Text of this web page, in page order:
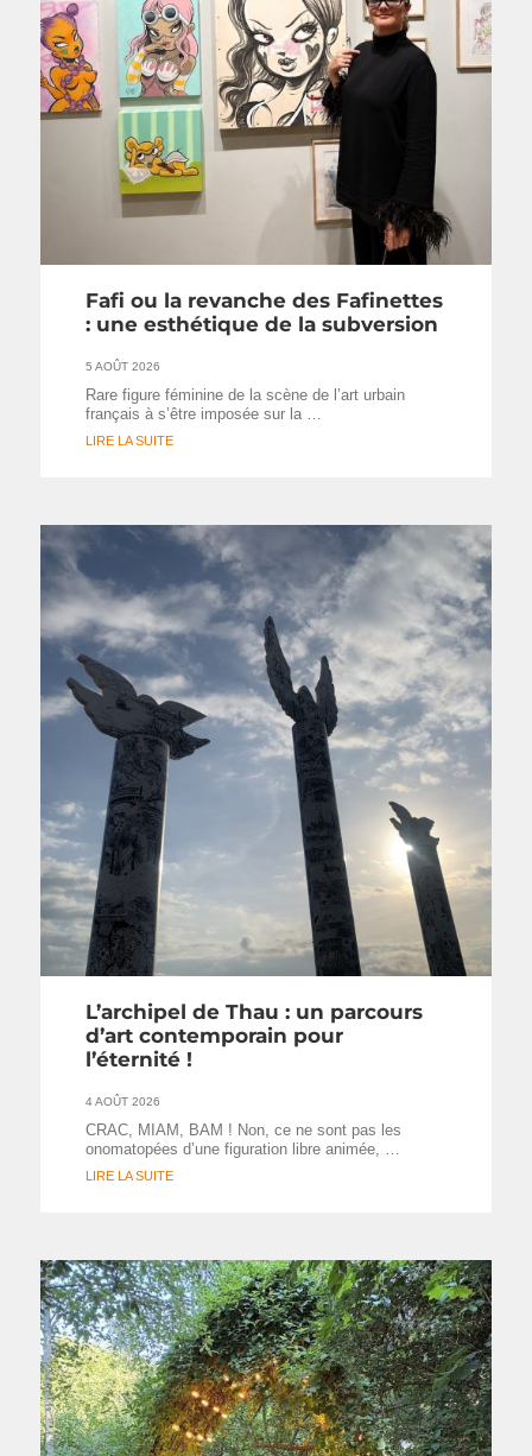
Fafi ou la revanche des Fafinettes
: une esthétique de la subversion
5 AOÛT 2026
Rare figure féminine de la scène de l’art urbain
français à s’être imposée sur la …
LIRE LA SUITE
L’archipel de Thau : un parcours
d’art contemporain pour
l’éternité !
4 AOÛT 2026
CRAC, MIAM, BAM ! Non, ce ne sont pas les
onomatopées d’une figuration libre animée, …
LIRE LA SUITE